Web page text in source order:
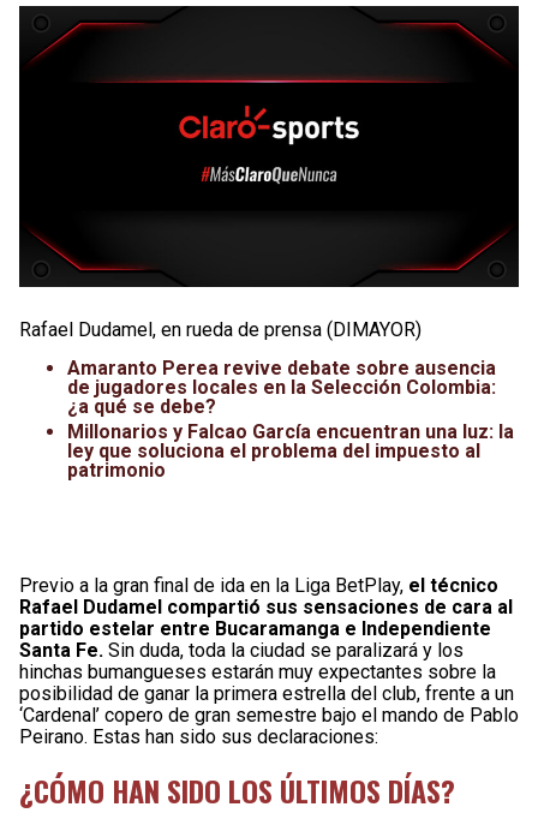
Rafael Dudamel, en rueda de prensa (DIMAYOR)
Amaranto Perea revive debate sobre ausencia
de jugadores locales en la Selección Colombia:
¿a qué se debe?
Millonarios y Falcao García encuentran una luz: la
ley que soluciona el problema del impuesto al
patrimonio
Previo a la gran final de ida en la Liga BetPlay, el técnico
Rafael Dudamel compartió sus sensaciones de cara al
partido estelar entre Bucaramanga e Independiente
Santa Fe. Sin duda, toda la ciudad se paralizará y los
hinchas bumangueses estarán muy expectantes sobre la
posibilidad de ganar la primera estrella del club, frente a un
‘Cardenal’ copero de gran semestre bajo el mando de Pablo
Peirano. Estas han sido sus declaraciones:
¿CÓMO HAN SIDO LOS ÚLTIMOS DÍAS?